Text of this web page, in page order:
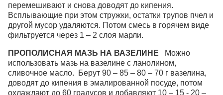
перемешивают и снова доводят до кипения.
Всплывающие при этом стружки, остатки трупов пчел и
другой мусор удаляются. Потом смесь в горячем виде
фильтруется через 1 – 2 слоя марли.
ПРОПОЛИСНАЯ МАЗЬ НА ВАЗЕЛИНЕ Можно
использовать мазь на вазелине с ланолином,
сливочное масло. Берут 90 – 85 – 80 – 70 г вазелина,
доводят до кипения в эмалированной посуде, потом
охлаждают до 60 градусов и добавляют 10 – 15 - 20 –